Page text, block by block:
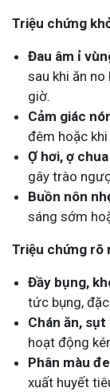
Triệu chứng
Đau âm ỉ
sau khi ăn no
giờ.
Cảm giác
đêm hoặc
Ợ hơi, ợ
gây trào
Buồn nôn
sáng sớm
Triệu chứng rõ
Đầy bụng,
tức bụng,
Chán ăn,
hoạt động
Phân màu
xuất huyết